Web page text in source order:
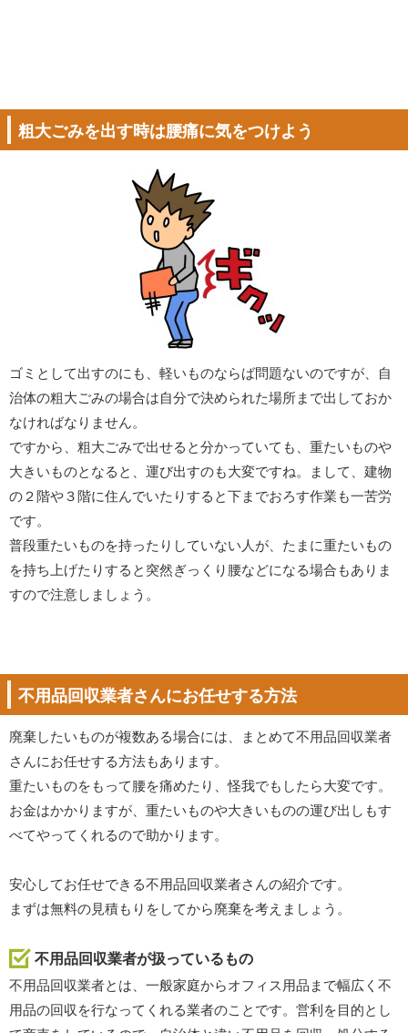
粗大ごみを出す時は腰痛に気をつけよう
ゴミとして出すのにも、軽いものならば問題ないのですが、自
治体の粗大ごみの場合は自分で決められた場所まで出しておか
なければなりません。
ですから、粗大ごみで出せると分かっていても、重たいものや
大きいものとなると、運び出すのも大変ですね。まして、建物
の２階や３階に住んでいたりすると下までおろす作業も一苦労
です。
普段重たいものを持ったりしていない人が、たまに重たいもの
を持ち上げたりすると突然ぎっくり腰などになる場合もありま
すので注意しましょう。
不用品回収業者さんにお任せする方法
廃棄したいものが複数ある場合には、まとめて不用品回収業者
さんにお任せする方法もあります。
重たいものをもって腰を痛めたり、怪我でもしたら大変です。
お金はかかりますが、重たいものや大きいものの運び出しもす
べてやってくれるので助かります。
安心してお任せできる不用品回収業者さんの紹介です。
まずは無料の見積もりをしてから廃棄を考えましょう。
不用品回収業者が扱っているもの
不用品回収業者とは、一般家庭からオフィス用品まで幅広く不
用品の回収を行なってくれる業者のことです。営利を目的とし